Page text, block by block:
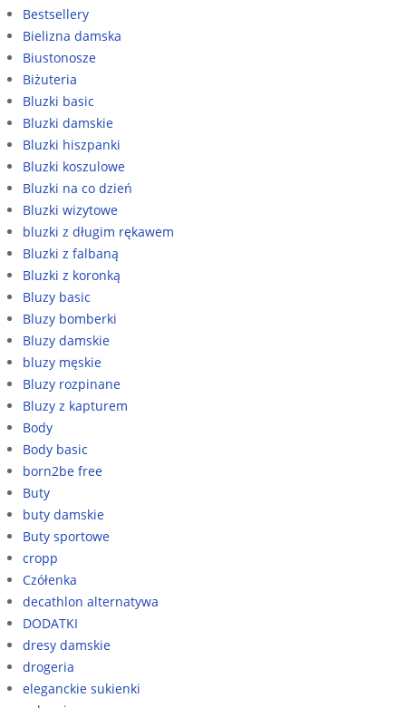
Bestsellery
Bielizna damska
Biustonosze
Biżuteria
Bluzki basic
Bluzki damskie
Bluzki hiszpanki
Bluzki koszulowe
Bluzki na co dzień
Bluzki wizytowe
bluzki z długim rękawem
Bluzki z falbaną
Bluzki z koronką
Bluzy basic
Bluzy bomberki
Bluzy damskie
bluzy męskie
Bluzy rozpinane
Bluzy z kapturem
Body
Body basic
born2be free
Buty
buty damskie
Buty sportowe
cropp
Czółenka
decathlon alternatywa
DODATKI
dresy damskie
drogeria
eleganckie sukienki